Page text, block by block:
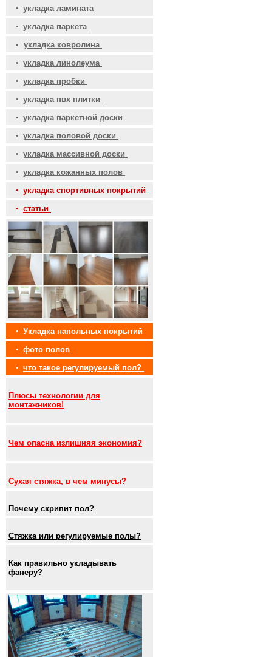
• укладка ламината
• укладка паркета
• укладка ковролина
• укладка линолеума
• укладка пробки
• укладка пвх плитки
• укладка паркетной доски
• укладка половой доски
• укладка массивной доски
• укладка кожанных полов
• укладка спортивных покрытий
• статьи
• Укладка напольных покрытий
• фото полов
• что такое регулируемый пол?
Плюсы технологии для
монтажников!
Чем опасна излишняя экономия?
Сухая стяжка, в чем минусы?
Почему скрипит пол?
Стяжка или регулируемые полы?
Как правильно укладывать
фанеру?